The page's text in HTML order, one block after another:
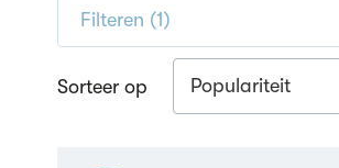
Filteren (1)
Sorteer op Populariteit